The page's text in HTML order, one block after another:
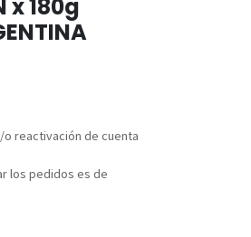
x 180g
o reactivación de cuenta
los pedidos es de